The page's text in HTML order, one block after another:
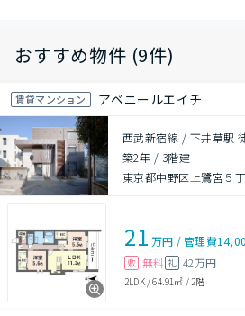
おすすめ物件 (9件)
賃貸マンション アベニールエイチ
西武新宿線 / 下井草駅
築2年 / 3階建
東京都中野区上鷺宮５
21 万円 /管理費
敷 無料 礼 42万円
2LDK/64.91㎡ / 2階